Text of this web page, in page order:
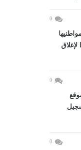
0
0
2026.. موقع
0